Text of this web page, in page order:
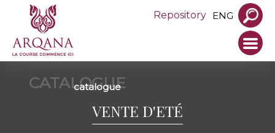
Repository ENG
CATALOGUE
catalogue
VENTE D'ETÉ